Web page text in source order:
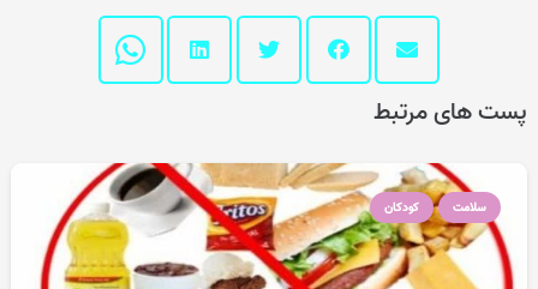
پست های مرتبط
سلامت کودکان